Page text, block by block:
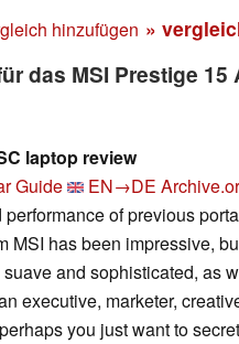
hinzufügen »
das MSI Prestige 15
laptop review
Guide EN→DE
of previous
MSI has been impressive,
and sophisticated, as
executive, marketer,
you just want to